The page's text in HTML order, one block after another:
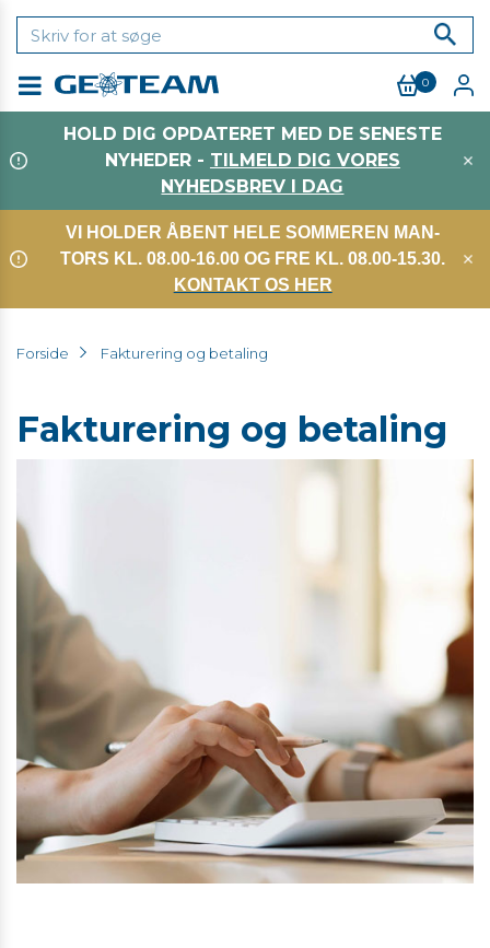
0
HOLD DIG OPDATERET MED DE SENESTE
NYHEDER - TILMELD DIG VORES
NYHEDSBREV I DAG
VI HOLDER ÅBENT HELE SOMMEREN MAN-
TORS KL. 08.00-16.00 OG FRE KL. 08.00-15.30.
KONTAKT OS HER
Forside Fakturering og betaling
Fakturering og betaling